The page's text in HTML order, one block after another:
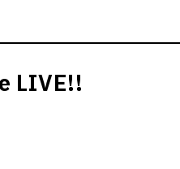
LIVE!!